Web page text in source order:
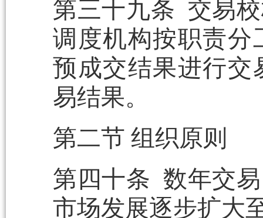
第三十九条 交易
调度机构按职责分
预成交结果进行交
易结果。
第二节 组织原则
第四十条 数年交
市场发展逐步扩大